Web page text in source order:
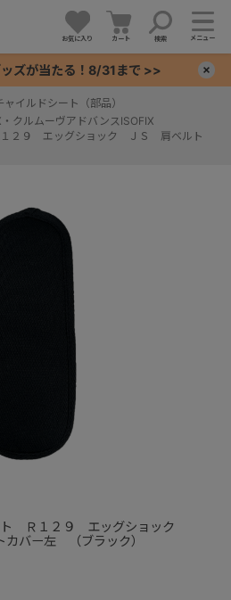
お気に入り カート 検索 メニュー
ズが当たる！8/31まで >>
ャイルドシート（部品）
クルムーヴアドバンスISOFIX
２９ エッグショック ＪＳ 肩ベルト
ト Ｒ１２９ エッグショック
バー左 （ブラック）